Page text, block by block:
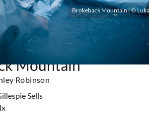
2026 | 19:30 Uhr| Theater
Mountain
Robinson
Sells
Brokeback Mountain | ©